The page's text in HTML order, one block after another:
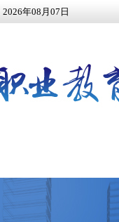
2026年08 月 07 日